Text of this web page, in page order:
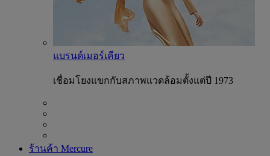
แบรนด์เมอร์เคียว
เชื่อมโยงแขกกับสภาพแวดล้อมตั้งแต่ปี 1973
ร้านค้า Mercure